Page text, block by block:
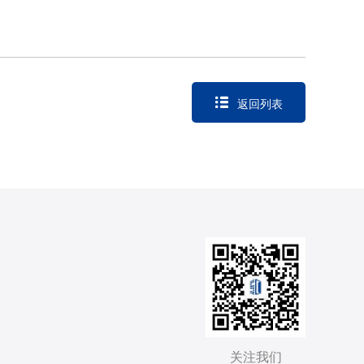
返回列表
关注我们